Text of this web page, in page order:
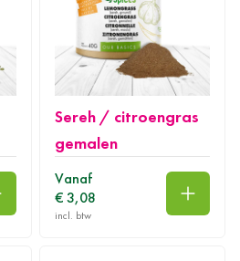
winkelwagen
Sereh / citroengras
gemalen
Vanaf
€ 3,08
In